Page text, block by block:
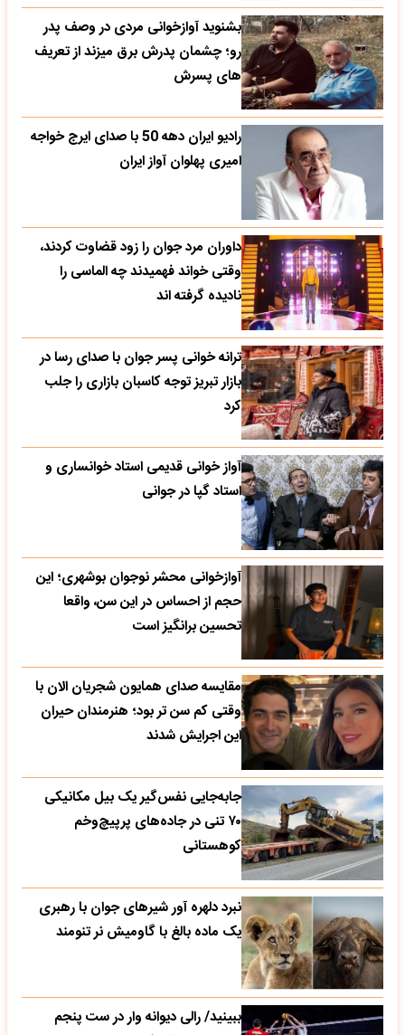
بشنوید آوازخوانی مردی در وصف پدر
رو؛ چشمان پدرش برق میزند از تعریف
های پسرش
رادیو ایران دهه 50 با صدای ایرج خواجه
امیری پهلوان آواز ایران
داوران مرد جوان را زود قضاوت کردند،
وقتی خواند فهمیدند چه الماسی را
نادیده گرفته اند
ترانه خوانی پسر جوان با صدای رسا در
بازار تبریز توجه کاسبان بازاری را جلب
کرد
آواز خوانی قدیمی استاد خوانساری و
استاد گپا در جوانی
آوازخوانی محشر نوجوان بوشهری؛ این
حجم از احساس در این سن، واقعا
تحسین‌ برانگیز است
مقایسه صدای همایون شجریان الان با
وقتی کم سن تر بود؛ هنرمندان حیران
این اجرایش شدند
جابه‌جایی نفس‌گیر یک بیل مکانیکی
۷۰ تنی در جاده‌های پرپیچ‌وخم
کوهستانی
نبرد دلهره آور شیرهای جوان با رهبری
یک ماده بالغ با گاومیش نر تنومند
ببینید/ رالی دیوانه وار در ست پنجم